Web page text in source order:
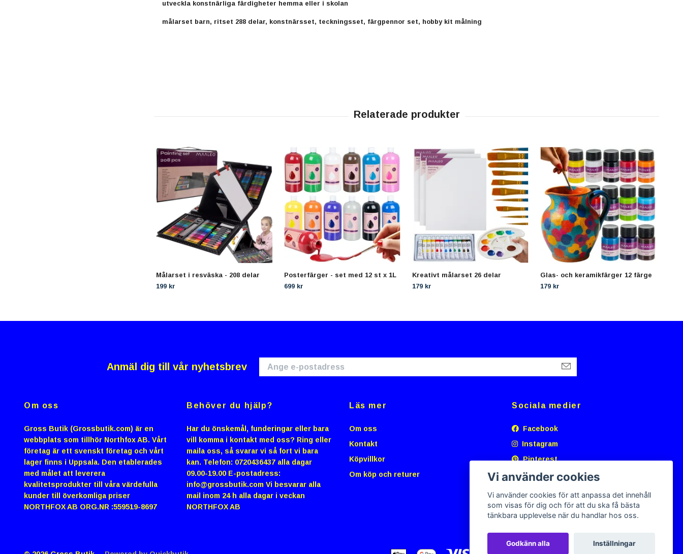
utveckla konstnärliga färdigheter hemma eller i skolan
målarset barn, ritset 288 delar, konstnärsset, teckningsset, färgpennor set, hobby kit målning
Målarset i resväska - 208 delar
199 kr
Posterfärger - set med 12 st x 1L
699 kr
Kreativt målarset 26 delar
179 kr
Glas- och keramikfärger 12 färge
179 kr
Anmäl dig till vår nyhetsbrev
Om oss
Gross Butik (Grossbutik.com) är en
webbplats som tillhör Northfox AB. Vårt
företag är ett svenskt företag och vårt
lager finns i Uppsala. Den etablerades
med målet att leverera
kvalitetsprodukter till våra värdefulla
kunder till överkomliga priser
NORTHFOX AB ORG.NR :559519-8697
Behöver du hjälp?
Har du önskemål, funderingar eller bara
vill komma i kontakt med oss? Ring eller
maila oss, så svarar vi så fort vi bara
kan. Telefon: 0720436437 alla dagar
09.00-19.00 E-postadress:
info@grossbutik.com Vi besvarar alla
mail inom 24 h alla dagar i veckan
NORTHFOX AB
Läs mer
Om oss
Kontakt
Köpvillkor
Om köp och returer
Sociala medier
Facebook
Instagram
Pinterest
Vi använder cookies
Vi använder cookies för att anpassa det innehåll
som visas för dig och för att du ska få bästa
tänkbara upplevelse när du handlar hos oss.
Godkänn alla Inställningar